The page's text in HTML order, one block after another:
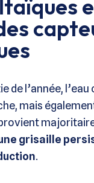
de l’année, l’eau
mais
grisaille
.